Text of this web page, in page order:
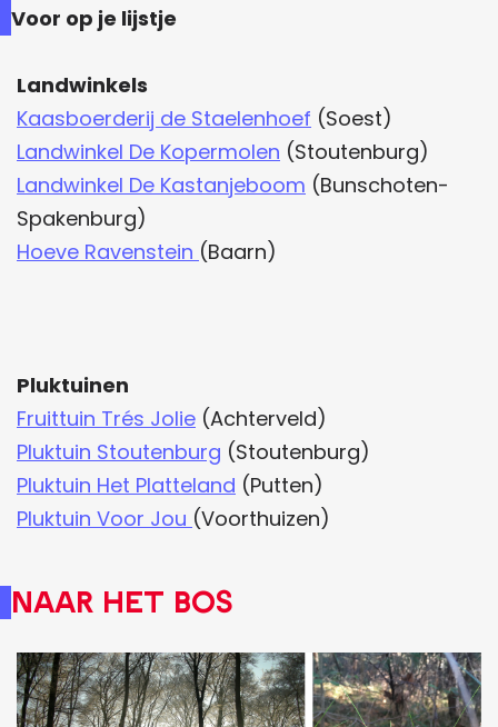
Voor op je lijstje
Landwinkels
Kaasboerderij de Staelenhoef (Soest)
Landwinkel De Kopermolen (Stoutenburg)
Landwinkel De Kastanjeboom (Bunschoten-
Spakenburg)
Hoeve Ravenstein (Baarn)
Pluktuinen
Fruittuin Trés Jolie (Achterveld)
Pluktuin Stoutenburg (Stoutenburg)
Pluktuin Het Platteland (Putten)
Pluktuin Voor Jou (Voorthuizen)
Naar het Bos